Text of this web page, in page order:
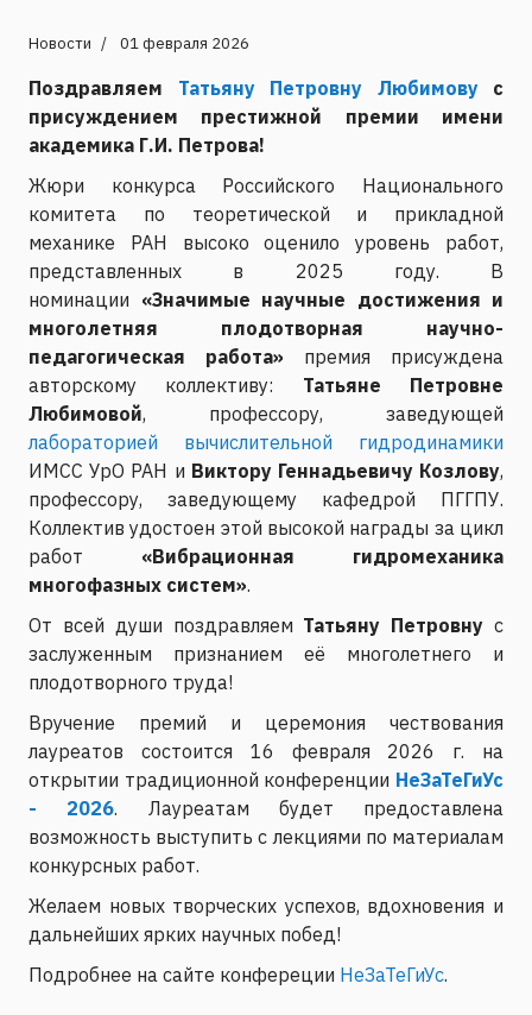
Новости 01 февраля 2026
Поздравляем Татьяну Петровну Любимовус
присуждением престижной премии имени
академика Г.И. Петрова!
Жюри конкурса Российского Национального
комитета по теоретической и прикладной
механике РАН высоко оценило уровень работ,
представленных в 2025 году. В
номинации «Значимые научные достижения и
многолетняя плодотворная научно-
педагогическая работа» премия присуждена
авторскому коллективу: Татьяне Петровне
Любимовой, профессору, заведующей
лабораторией вычислительной гидродинамики
ИМСС УрО РАН и Виктору Геннадьевичу Козлову,
профессору, заведующему кафедрой ПГГПУ.
Коллектив удостоен этой высокой награды за цикл
работ «Вибрационная гидромеханика
многофазных систем».
От всей души поздравляем Татьяну Петровну с
заслуженным признанием её многолетнего и
плодотворного труда!
Вручение премий и церемония чествования
лауреатов состоится 16 февраля 2026 г. на
открытии традиционной конференции НеЗаТеГиУс
- 2026. Лауреатам будет предоставлена
возможность выступить с лекциями по материалам
конкурсных работ.
Желаем новых творческих успехов, вдохновения и
дальнейших ярких научных побед!
Подробнее на сайте конфереции НеЗаТеГиУс.